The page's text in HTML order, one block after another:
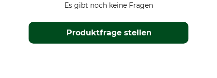
Produktfrage stellen
Es gibt noch keine Fragen